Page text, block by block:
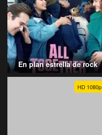
En plan estrella de rock
HD 1080p